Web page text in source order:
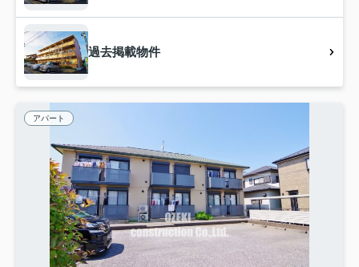
過去掲載物件
アパート